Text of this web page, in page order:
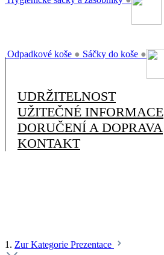
Odpadkové koše ● Sáčky do koše ●
UDRŽITELNOST
UŽITEČNÉ INFORMACE
DORUČENÍ A DOPRAVA
KONTAKT
1. Zur Kategorie Prezentace